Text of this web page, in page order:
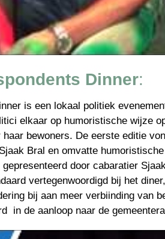
Dinner:
is een lokaal politiek
elkaar op humoristische wijze
bewoners. De eerste editie
Bral en omvatte
door cabaratier
vertegenwoordigd bij het
bij aan meer verbiinding van
in de aanloop naar de